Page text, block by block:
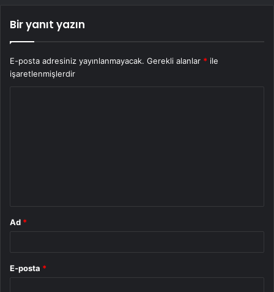
Bir yanıt yazın
E-posta adresiniz yayınlanmayacak. Gerekli alanlar * ile
işaretlenmişlerdir
Ad *
E-posta *